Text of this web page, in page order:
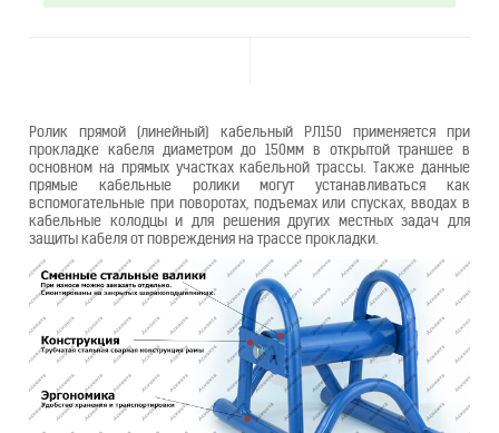
Ролик прямой (линейный) кабельный РЛ150 применяется при
прокладке кабеля диаметром до 150мм в открытой траншее в
основном на прямых участках кабельной трассы. Также данные
прямые кабельные ролики могут устанавливаться как
вспомогательные при поворотах, подъемах или спусках, вводах в
кабельные колодцы и для решения других местных задач для
защиты кабеля от повреждения на трассе прокладки.